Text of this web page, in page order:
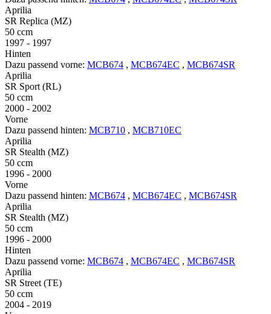
Aprilia
SR Replica (MZ)
50 ccm
1997 - 1997
Hinten
Dazu passend vorne: MCB674 , MCB674EC , MCB674SR
Aprilia
SR Sport (RL)
50 ccm
2000 - 2002
Vorne
Dazu passend hinten: MCB710 , MCB710EC
Aprilia
SR Stealth (MZ)
50 ccm
1996 - 2000
Vorne
Dazu passend hinten: MCB674 , MCB674EC , MCB674SR
Aprilia
SR Stealth (MZ)
50 ccm
1996 - 2000
Hinten
Dazu passend vorne: MCB674 , MCB674EC , MCB674SR
Aprilia
SR Street (TE)
50 ccm
2004 - 2019